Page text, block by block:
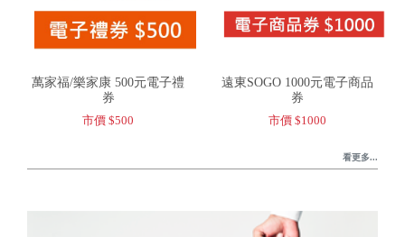
萬家福/樂家康 500元電子禮
券
市價 $500
遠東SOGO 1000元電子商品
券
市價 $1000
看更多...